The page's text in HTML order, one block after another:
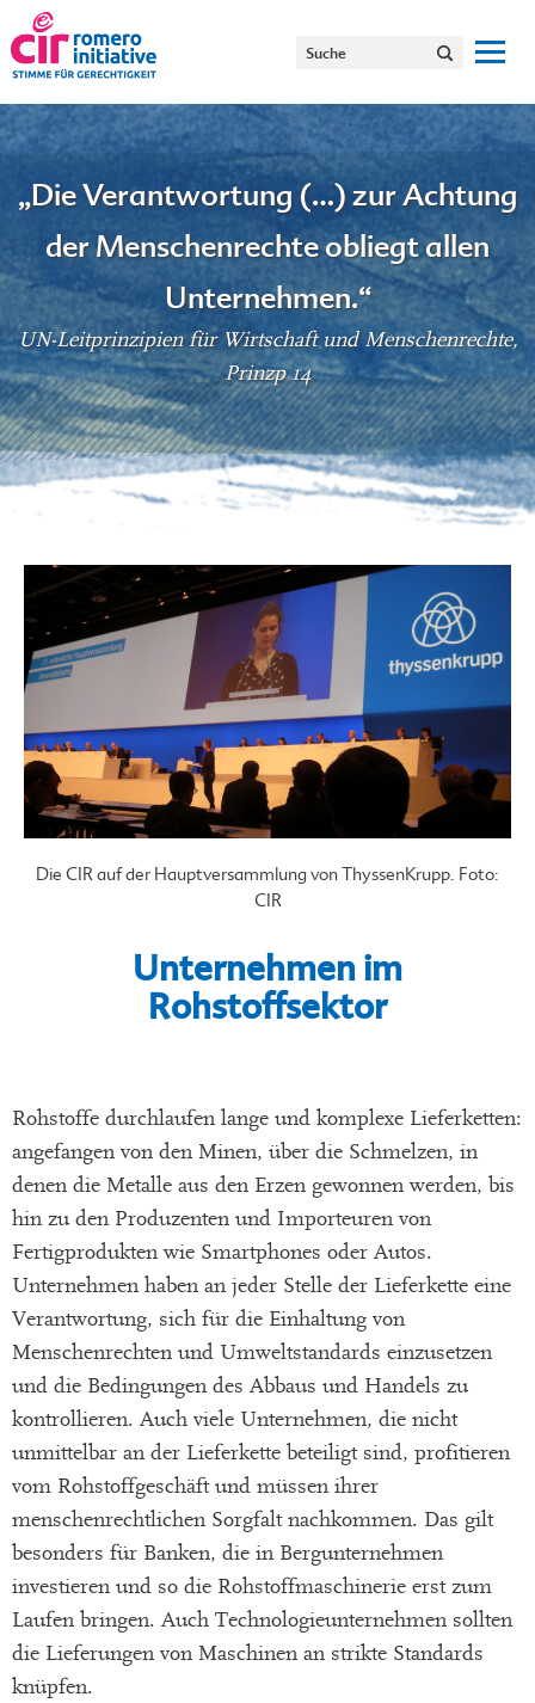
„Die Verantwortung (…) zur Achtung
der Menschenrechte obliegt allen
Unternehmen.“
UN-Leitprinzipien für Wirtschaft und Menschenrechte,
Prinzp 14
Die CIR auf der Hauptversammlung von ThyssenKrupp. Foto:
CIR
Unternehmen im
Rohstoffsektor
Rohstoffe durchlaufen lange und komplexe Lieferketten:
angefangen von den Minen, über die Schmelzen, in
denen die Metalle aus den Erzen gewonnen werden, bis
hin zu den Produzenten und Importeuren von
Fertigprodukten wie Smartphones oder Autos.
Unternehmen haben an jeder Stelle der Lieferkette eine
Verantwortung, sich für die Einhaltung von
Menschenrechten und Umweltstandards einzusetzen
und die Bedingungen des Abbaus und Handels zu
kontrollieren. Auch viele Unternehmen, die nicht
unmittelbar an der Lieferkette beteiligt sind, profitieren
vom Rohstoffgeschäft und müssen ihrer
menschenrechtlichen Sorgfalt nachkommen. Das gilt
besonders für Banken, die in Bergunternehmen
investieren und so die Rohstoffmaschinerie erst zum
Laufen bringen. Auch Technologieunternehmen sollten
die Lieferungen von Maschinen an strikte Standards
knüpfen.